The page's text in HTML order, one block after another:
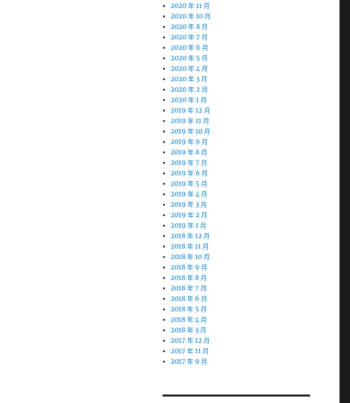
2020 年 11 月
2020 年 10 月
2020 年 8 月
2020 年 7 月
2020 年 6 月
2020 年 5 月
2020 年 4 月
2020 年 3 月
2020 年 2 月
2020 年 1 月
2019 年 12 月
2019 年 11 月
2019 年 10 月
2019 年 9 月
2019 年 8 月
2019 年 7 月
2019 年 6 月
2019 年 5 月
2019 年 4 月
2019 年 3 月
2019 年 2 月
2019 年 1 月
2018 年 12 月
2018 年 11 月
2018 年 10 月
2018 年 9 月
2018 年 8 月
2018 年 7 月
2018 年 6 月
2018 年 5 月
2018 年 4 月
2018 年 3 月
2017 年 12 月
2017 年 11 月
2017 年 9 月